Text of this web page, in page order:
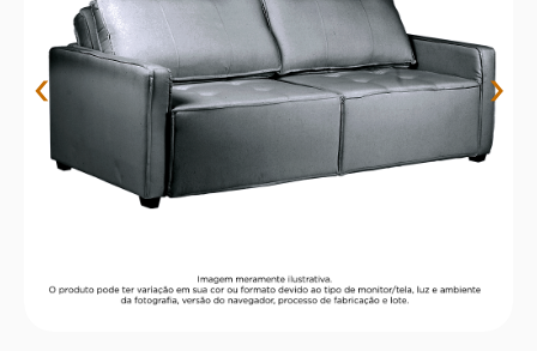
‹ ›
baú
sevilha
10º